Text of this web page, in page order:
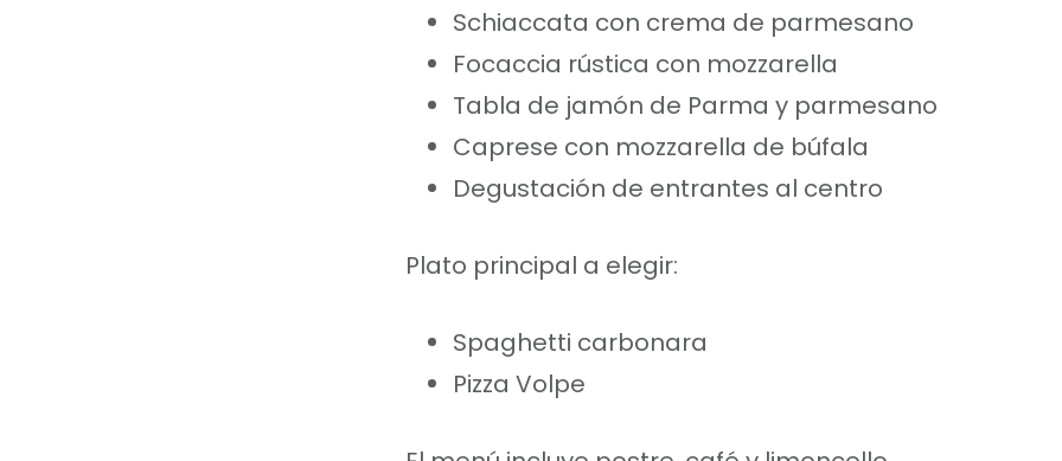
Schiaccata con crema de parmesano
Focaccia rústica con mozzarella
Tabla de jamón de Parma y parmesano
Caprese con mozzarella de búfala
Degustación de entrantes al centro
Plato principal a elegir:
Spaghetti carbonara
Pizza Volpe